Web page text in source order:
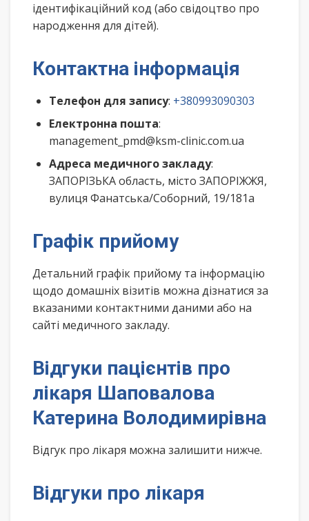
ідентифікаційний код (або свідоцтво про
народження для дітей).
Контактна інформація
Телефон для запису: +380993090303
Електронна пошта:
management_pmd@ksm-clinic.com.ua
Адреса медичного закладу:
ЗАПОРІЗЬКА область, місто ЗАПОРІЖЖЯ,
вулиця Фанатська/Соборний, 19/181а
Графік прийому
Детальний графік прийому та інформацію
щодо домашніх візитів можна дізнатися за
вказаними контактними даними або на
сайті медичного закладу.
Відгуки пацієнтів про
лікаря Шаповалова
Катерина Володимирівна
Відгук про лікаря можна залишити нижче.
Відгуки про лікаря